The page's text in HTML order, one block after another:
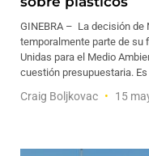
GINEBRA – La decisión de
temporalmente parte de su
Unidas para el Medio
cuestión presupuestaria.
Craig Boljkovac 15